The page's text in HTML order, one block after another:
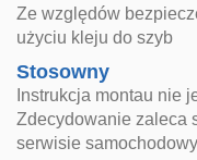
Ze względów
użyciu kleju do szyb
Stosowny
Instrukcja montau nie
Zdecydowanie zaleca
serwisie